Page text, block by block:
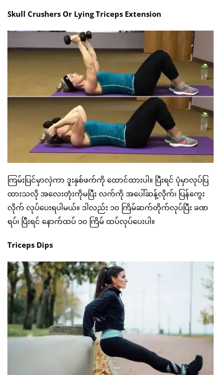
Skull Crushers Or Lying Triceps Extension
ကြမ်းပြင်မှာလှဲကာ ဒူးနှစ်ဖက်ကို ထောင်ထားပါ။ ပြီးရင် ပုံမှာလုပ်ပြ
ထားသလို အလေးတုံးကိုမပြီး လက်ကို အပေါ်ဆန့်လိုက်၊ ပြန်ကွေး
လိုက် လုပ်ပေးရပါမယ်။ ဒါလည်း ၁၀ ကြိမ်ဆက်တိုက်လုပ်ပြီး ခဏ
ရပ်၊ ပြီးရင် နောက်ထပ် ၁၀ ကြိမ် ထပ်လုပ်ပေးပါ။
Triceps Dips